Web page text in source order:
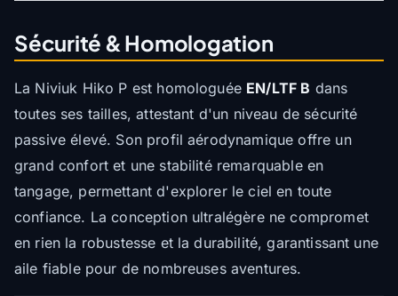
Sécurité & Homologation
La Niviuk Hiko P est homologuée EN/LTF B dans
toutes ses tailles, attestant d'un niveau de sécurité
passive élevé. Son profil aérodynamique offre un
grand confort et une stabilité remarquable en
tangage, permettant d'explorer le ciel en toute
confiance. La conception ultralégère ne compromet
en rien la robustesse et la durabilité, garantissant une
aile fiable pour de nombreuses aventures.